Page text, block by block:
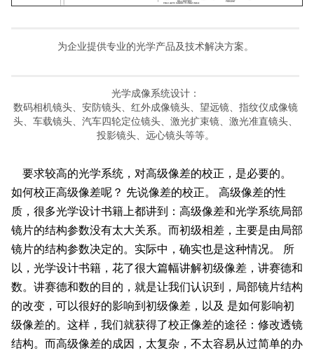
为企业提供专业的光学产品及技术解决方案。
光学成像系统设计：
数码相机镜头、安防镜头、红外成像镜头、望远镜、指纹仪成像镜
头、车载镜头、汽车四轮定位镜头、激光扩束镜、激光准直镜头、
投影镜头、远心镜头等等。
要求较高的光学系统，对高级像差的校正，是必要的。
如何校正高级像差呢？ 先说像差的校正。
高级像差的性
质，很多光学设计书籍上都讲到：高级像差和光学系统局部
镜片的结构参数没有太大关系。而初级相差，主要是由局部
镜片的结构参数决定的。实际中，确实也是这种情况。
所
以，光学设计书籍，花了很大篇幅讲解初级像差，讲赛德和
数。讲赛德和数的目的，就是让我们认识到，局部镜片结构
的改变，可以很好的影响到初级像差，以及 是如何影响初
级像差的。这样，我们就获得了校正像差的途径：修改透镜
结构。而高级像差的成因，太复杂，不太容易从过简单的办